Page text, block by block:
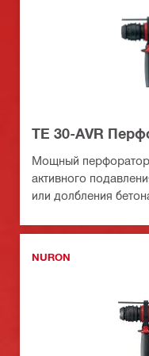
TE 30-AVR
Мощный перфоратор
активного
или долбления
NURON